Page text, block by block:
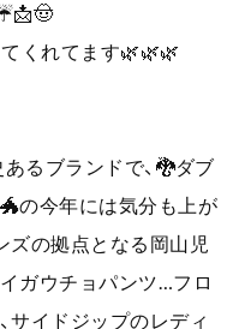
くれてます🌿🌿🌿
るブランドで、🐉ダブ
の今年には気分も上が
ズの拠点となる岡山児
ガウチョパンツ…フロ
サイドジップのレディ